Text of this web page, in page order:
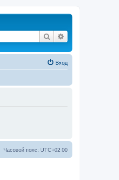
Поиск
Вход
Часовой пояс: UTC+02:00